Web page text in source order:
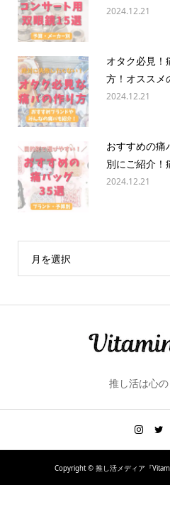
2024.12.21
オタク必見！
方！オススメ
2024.12.21
おすすめの痛
別にご紹介！
2024.12.21
月を選択
推し活は心
Copyright ©推し活メディア『